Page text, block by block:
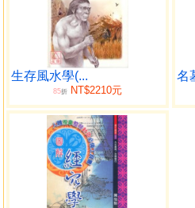
˙風水是健康之本
˙陰宅與健康
˙陽宅與健康
˙門向、爐向、廁所與健康
˙門向配命卦
˙干擾方位與症狀
第三章 風水與事業
˙水卽是財富
˙運用風水開創則富
˙商場去水招財大法
生存風水學(...
85折NT$2210元
名